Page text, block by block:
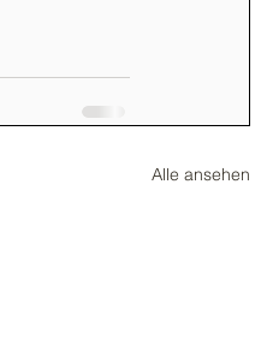
Alle ansehen